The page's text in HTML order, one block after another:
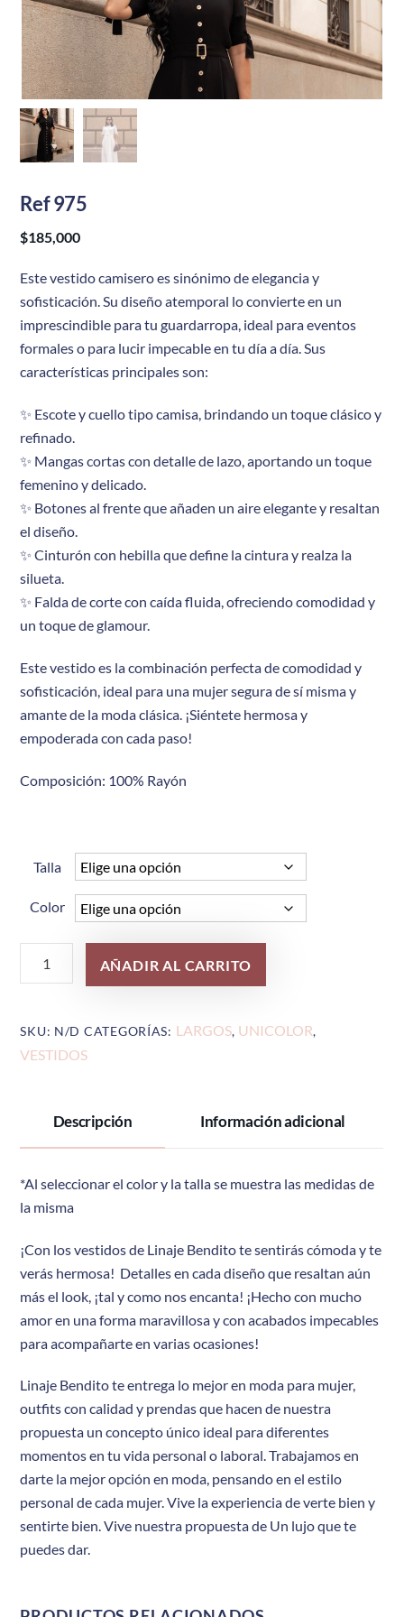
Ref 975
$185,000
Este vestido camisero es sinónimo de elegancia y
sofisticación. Su diseño atemporal lo convierte en un
imprescindible para tu guardarropa, ideal para eventos
formales o para lucir impecable en tu día a día. Sus
características principales son:
✨ Escote y cuello tipo camisa, brindando un toque clásico y
refinado.
✨ Mangas cortas con detalle de lazo, aportando un toque
femenino y delicado.
✨ Botones al frente que añaden un aire elegante y resaltan
el diseño.
✨ Cinturón con hebilla que define la cintura y realza la
silueta.
✨ Falda de corte con caída fluida, ofreciendo comodidad y
un toque de glamour.
Este vestido es la combinación perfecta de comodidad y
sofisticación, ideal para una mujer segura de sí misma y
amante de la moda clásica. ¡Siéntete hermosa y
empoderada con cada paso!
Composición: 100% Rayón
Talla
Color
AÑADIR AL CARRITO
SKU: N/D CATEGORÍAS: LARGOS, UNICOLOR,
VESTIDOS
Descripción Información adicional
*Al seleccionar el color y la talla se muestra las medidas de
la misma
¡Con los vestidos de Linaje Bendito te sentirás cómoda y te
verás hermosa! Detalles en cada diseño que resaltan aún
más el look, ¡tal y como nos encanta! ¡Hecho con mucho
amor en una forma maravillosa y con acabados impecables
para acompañarte en varias ocasiones!
Linaje Bendito te entrega lo mejor en moda para mujer,
outfits con calidad y prendas que hacen de nuestra
propuesta un concepto único ideal para diferentes
momentos en tu vida personal o laboral. Trabajamos en
darte la mejor opción en moda, pensando en el estilo
personal de cada mujer. Vive la experiencia de verte bien y
sentirte bien. Vive nuestra propuesta de Un lujo que te
puedes dar.